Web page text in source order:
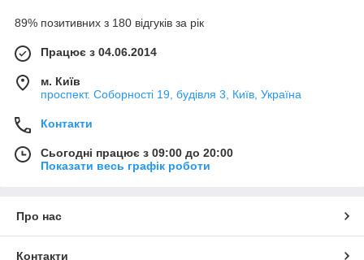
89% позитивних з 180 відгуків за рік
Працює з 04.06.2014
м. Київ
проспект. Соборності 19, будівля 3, Київ, Україна
Контакти
Сьогодні працює з 09:00 до 20:00
Показати весь графік роботи
Про нас
Контакти